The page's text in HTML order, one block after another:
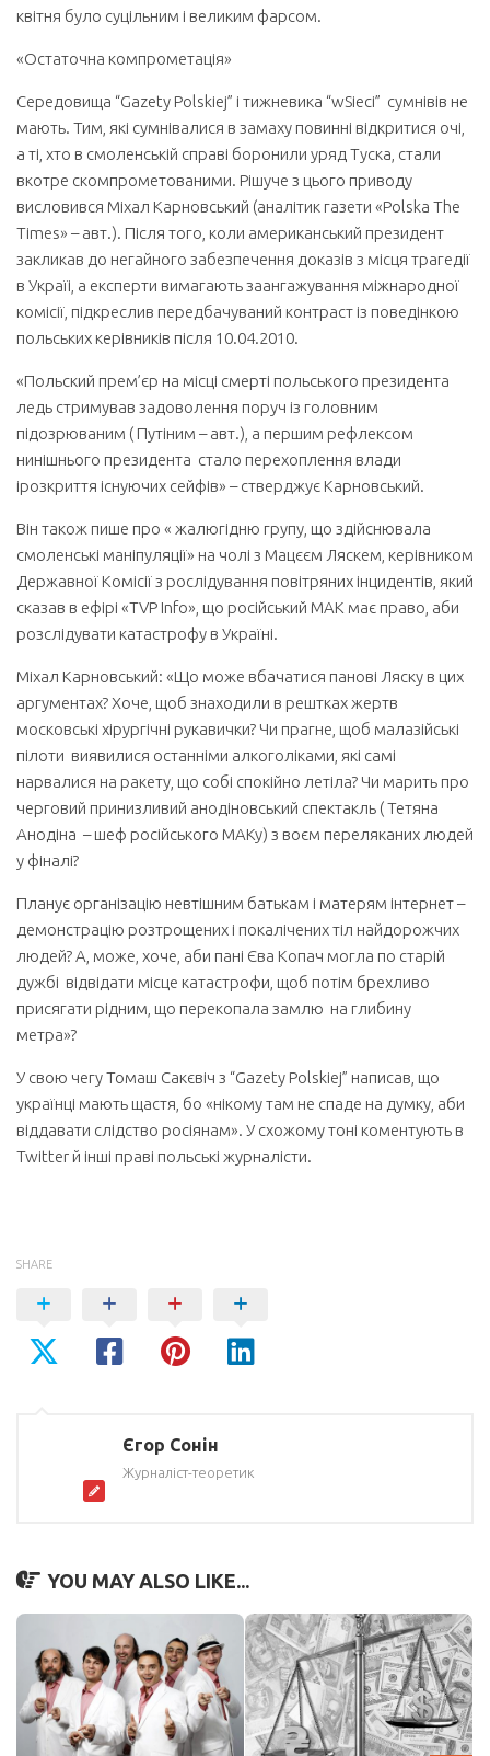
квітня було суцільним і великим фарсом.
«Остаточна компрометація»
Середовища “Gazety Polskiej” i тижневика “wSieci” сумнівів не
мають. Тим, які сумнівалися в замаху повинні відкритися очі,
а ті, хто в смоленській справі боронили уряд Туска, стали
вкотре скомпрометованими. Рішуче з цього приводу
висловився Міхал Карновський (аналітик газети «Polska The
Times» – авт.). Після того, коли американський президент
закликав до негайного забезпечення доказів з місця трагедії
в Україі, а експерти вимагають заангажування міжнародної
комісії, підкреслив передбачуваний контраст із поведінкою
польських керівників після 10.04.2010.
«Польский прем’єр на місці смерті польського президента
ледь стримував задоволення поруч із головним
підозрюваним ( Путіним – авт.), а першим рефлексом
нинішнього президента стало перехоплення влади
ірозкриття існуючих сейфів» – стверджує Карновський.
Він також пише про « жалюгідню групу, що здійснювала
смоленські маніпуляції» на чолі з Мацєєм Ляскем, керівником
Державної Комісії з рослідування повітряних інцидентів, який
сказав в ефірі «TVP Info», що російський МАК має право, аби
розслідувати катастрофу в Україні.
Міхал Карновський: «Що може вбачатися панові Ляску в цих
аргументах? Хоче, щоб знаходили в рештках жертв
московські хірургічні рукавички? Чи прагне, щоб малазійські
пілоти виявилися останніми алкоголіками, які самі
нарвалися на ракету, що собі спокійно летіла? Чи марить про
черговий принизливий анодіновський спектакль ( Тетяна
Анодіна – шеф російського МАКу) з воєм переляканих людей
у фіналі?
Планує організацію невтішним батькам і матерям інтернет –
демонстрацію розтрощених і покалічених тіл найдорожчих
людей? А, може, хоче, аби пані Єва Копач могла по старій
дужбі відвідати місце катастрофи, щоб потім брехливо
присягати рідним, що перекопала замлю на глибину
метра»?
У свою чегу Томаш Сакєвіч з “Gazety Polskiej” написав, що
українці мають щастя, бо «нікому там не спаде на думку, аби
віддавати слідство росіянам». У схожому тоні коментують в
Twitter й інші праві польські журналісти.
SHARE
Єгор Сонін
Журналіст-теоретик
YOU MAY ALSO LIKE...